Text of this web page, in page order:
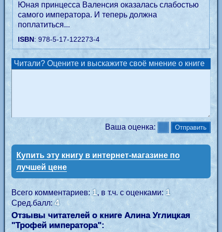
Юная принцесса Валенсия оказалась слабостью
самого императора. И теперь должна
поплатиться...
ISBN: 978-5-17-122273-4
Читали? Оцените и выскажите своё мнение о книге
Ваша оценка:
Купить эту книгу в интернет-магазине по
лучшей цене
Всего комментариев:1, в т.ч. с оценками: 1
Сред.балл:4
Отзывы читателей о книге Алина Углицкая
"Трофей императора":